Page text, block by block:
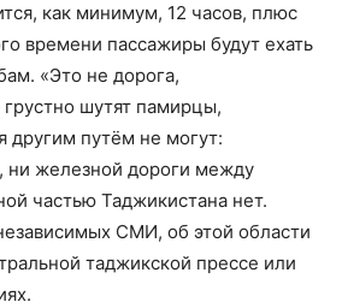
как минимум, 12 часов, плюс
времени пассажиры будут ехать
«Это не дорога,
шутят памирцы,
другим путём не могут:
ни железной дороги между
частью Таджикистана нет.
СМИ, об этой области
таджикской прессе или